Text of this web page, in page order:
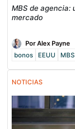
MBS de agencia:
mercado
Por Alex Payne
bonos
EEUU MBS
NOTICIAS